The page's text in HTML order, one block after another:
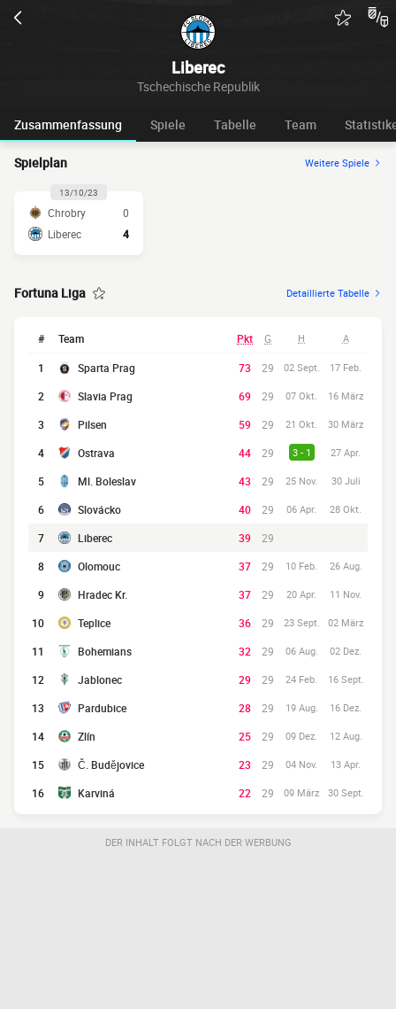
Liberec
Tschechische Republik
Zusammenfassung Spiele Tabelle Team
Spielplan Weitere Spiele
13/10/23
Chrobry
0
Liberec
4
Fortuna Liga Detaillierte Tabelle
# Team Pkt G H A
1 Sparta Prag 73 29 02 Sept. 17 Feb.
2 Slavia Prag 69 29 07 Okt. 16 März
3 Pilsen 59 29 21 Okt. 30 März
4 Ostrava 44 29 3 - 1 27 Apr.
5 Ml. Boleslav 43 29 25 Nov. 30 Juli
6 Slovácko 40 29 06 Apr. 28 Okt.
7 Liberec 39
29
8
Olomouc 37 29 10 Feb. 26 Aug.
9 Hradec Kr. 37 29 20 Apr. 11 Nov.
10 Teplice 36 29 23 Sept. 02 März
11 Bohemians 32 29 06 Aug. 02 Dez.
12 Jablonec 29 29 24 Feb. 16 Sept.
13 Pardubice 28 29 19 Aug. 16 Dez.
14 Zlín 25 29 09 Dez. 12 Aug.
15 Č. Budějovice 23 29 04 Nov. 13 Apr.
16 Karviná 22 29 09 März 30 Sept.
DER INHALT FOLGT NACH DER WERBUNG